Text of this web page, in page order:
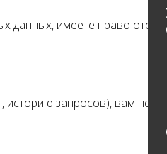
имеете право
запросов), вам